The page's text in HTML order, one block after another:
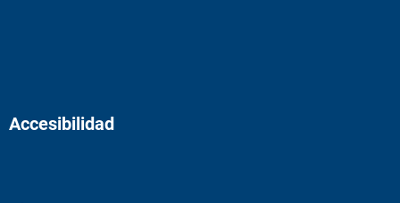
Accesibilidad